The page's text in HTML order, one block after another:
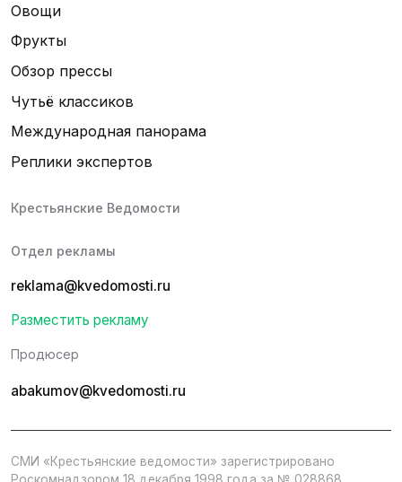
Овощи
Фрукты
Обзор прессы
Чутьё классиков
Международная панорама
Реплики экспертов
Крестьянские Ведомости
Отдел рекламы
reklama@kvedomosti.ru
Разместить рекламу
Продюсер
abakumov@kvedomosti.ru
СМИ «Крестьянские ведомости» зарегистрировано
Роскомнадзором 18 декабря 1998 года за № 028868